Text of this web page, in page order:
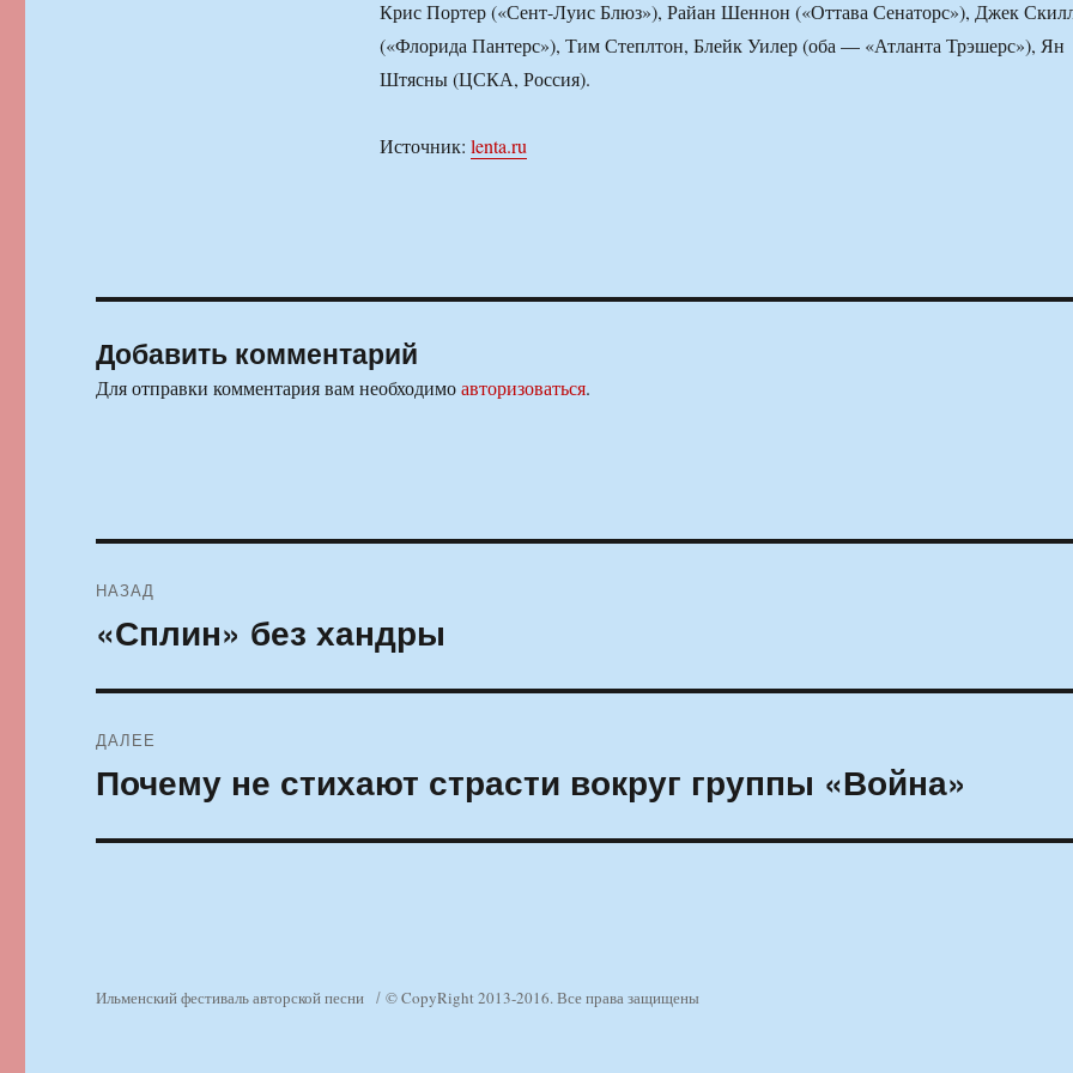
Крис Портер («Сент-Луис Блюз»), Райан Шеннон («Оттава Сенаторс»), Джек
(«Флорида Пантерс»), Тим Степлтон, Блейк Уилер (оба — «Атланта Трэшерс»), Ян
Штясны (ЦСКА, Россия).
Источник: lenta.ru
Добавить комментарий
Для отправки комментария вам необходимоавторизоваться.
по
НАЗАД
Предыдущая
«Сплин» без хандры
ДАЛЕЕ
Следующая
Почему не стихают страсти вокруг группы «Война»
Ильменский фестиваль авторской песни © CopyRight 2013-2016. Все права защищены